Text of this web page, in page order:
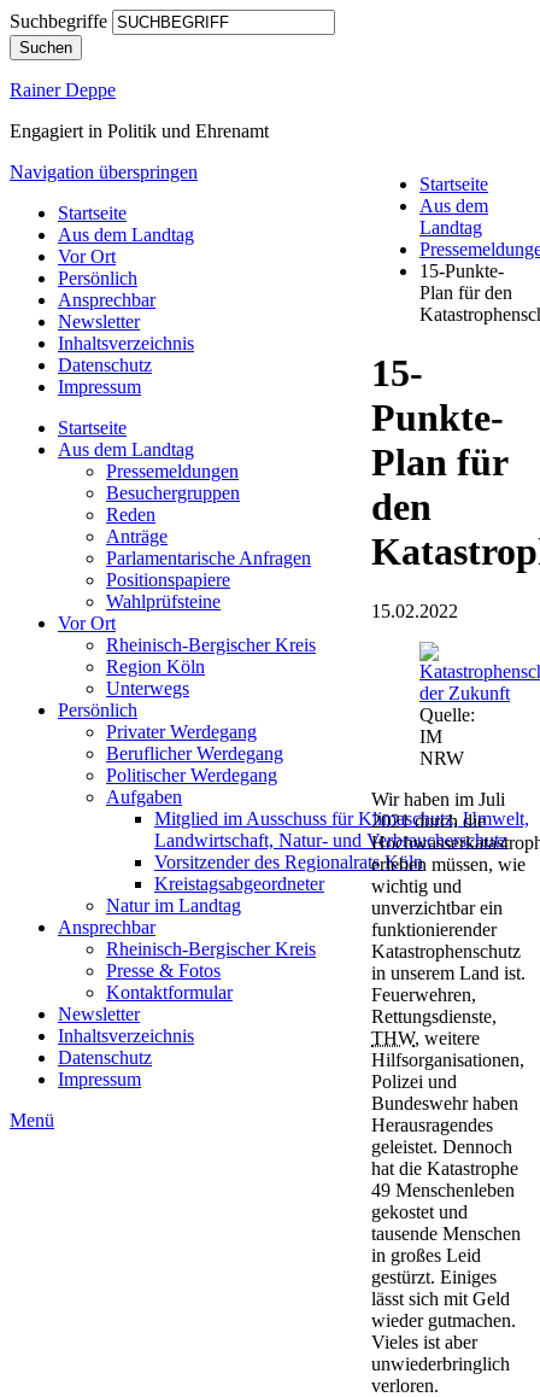
Suchbegriffe
Suchen
Rainer Deppe
Engagiert in Politik und Ehrenamt
Navigation überspringen
Startseite
Aus dem Landtag
Vor Ort
Persönlich
Ansprechbar
Newsletter
Inhaltsverzeichnis
Datenschutz
Impressum
Startseite
Aus dem Landtag
Pressemeldungen
Besuchergruppen
Reden
Anträge
Parlamentarische Anfragen
Positionspapiere
Wahlprüfsteine
Vor Ort
Rheinisch-Bergischer Kreis
Region Köln
Unterwegs
Persönlich
Privater Werdegang
Beruflicher Werdegang
Politischer Werdegang
Aufgaben
Mitglied im Ausschuss für Klimaschutz, Umwelt,
Landwirtschaft, Natur- und Verbraucherschutz
Vorsitzender des Regionalrats Köln
Kreistagsabgeordneter
Natur im Landtag
Ansprechbar
Rheinisch-Bergischer Kreis
Presse & Fotos
Kontaktformular
Newsletter
Inhaltsverzeichnis
Datenschutz
Impressum
Menü
Startseite
Aus dem
Landtag
15-Punkte-
Plan für den
15-
Punkte-
Plan für
den
15.02.2022
Quelle:
IM
NRW
Wir haben im Juli
2021 durch die
erleben müssen, wie
wichtig und
unverzichtbar ein
funktionierender
Katastrophenschutz
in unserem Land ist.
Feuerwehren,
Rettungsdienste,
THW, weitere
Hilfsorganisationen,
Polizei und
Bundeswehr haben
Herausragendes
geleistet. Dennoch
hat die Katastrophe
49 Menschenleben
gekostet und
tausende Menschen
in großes Leid
gestürzt. Einiges
lässt sich mit Geld
wieder gutmachen.
Vieles ist aber
unwiederbringlich
verloren.